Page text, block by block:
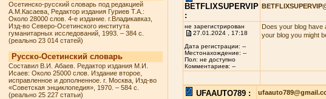
Осетинско-русский словарь под редакцией
А.М.Касаева, Редактор издания Гуриев Т.А.:
Около 28000 слов. 4-е издание. г.Владикавказ,
Изд-во Северо-Осетинского института
гуманитарных исследований, 1993. – 384 с.
(реально 23 014 статей)
Русско-Осетинский словарь
Составил В.И. Абаев. Редактор издания М.И.
Исаев: Около 25000 слов. Издание второе,
исправленное и дополненное. г. Москва, Изд-во
«Советская энциклопедия», 1970. – 584 с.
(реально 25 227 статьи)
BETFLIXSUPERVIP
:
не зарегистрирован
27.01.2024 , 17:18
Дата регистрации: --
Местонахождение: --
Пол: не доступно
Комментариев: --
Does your blog have
your blog you might
UFAAUTO789 :